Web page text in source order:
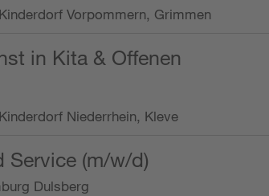
Vorpommern, Grimmen
in Kita & Offenen
Niederrhein, Kleve
Service (m/w/d)
Dulsberg